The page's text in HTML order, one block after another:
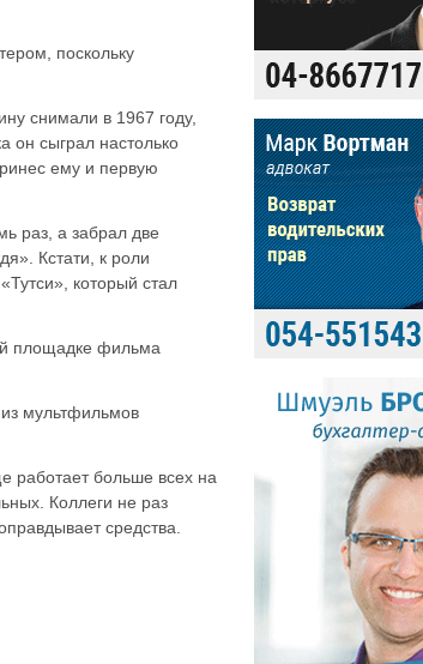
поскольку
снимали в 1967 году,
он сыграл настолько
ему и первую
раз, а забрал две
Кстати, к роли
который стал
площадке фильма
мультфильмов
работает больше всех на
Коллеги не раз
средства.